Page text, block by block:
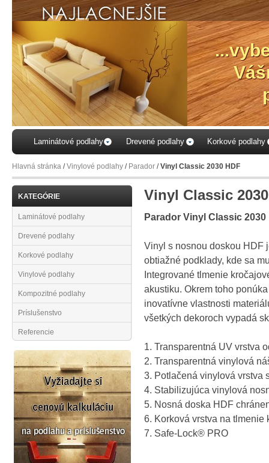
Laminátové podlahy Drevené podlahy Korkové podlahy
Hlavná stránka /Vinylové podlahy / Parador /Vinyl Classic 2030 HDF
KATEGÓRIE
Laminátové podlahy
Drevené podlahy
Korkové podlahy
Vinylové podlahy
Kompozitné podlahy
Príslušenstvo
Referencie
Vinyl Classic
Parador Vinyl Classic 2030
Vinyl s nosnou doskou HDF
obtiažné podklady, kde sa
Integrované tlmenie
akustiku. Okrem toho
inovatívne vlastnosti
všetkých dekoroch vypadá
1. Transparentná UV vrstva
2. Transparentná vinylová
3. Potlačená vinylová vrstva
4. Stabilizujúca vinylová
5. Nosná doska HDF
6. Korková vrstva na tlmenie
7. Safe-Lock® PRO